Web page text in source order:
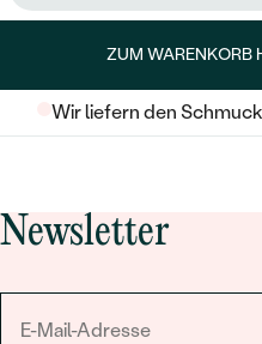
ZUM WARENKORB
Wir liefern den
Newsletter